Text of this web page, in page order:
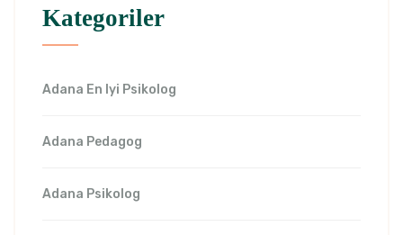
Kategoriler
Adana En Iyi Psikolog
Adana Pedagog
Adana Psikolog